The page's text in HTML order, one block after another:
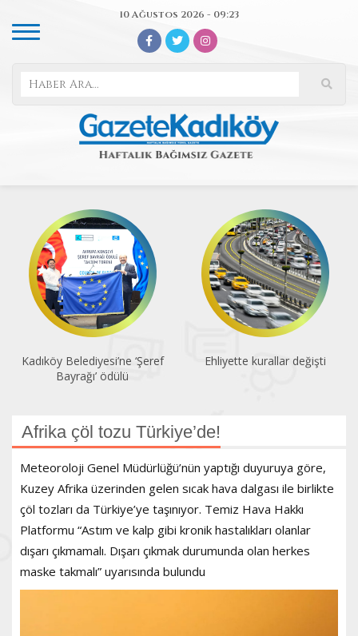
10 Ağustos 2026 - 09:23
Kadıköy Belediyesi’ne ‘Şeref
Bayrağı’ ödülü
Ehliyette kurallar değişti
Afrika çöl tozu Türkiye’de!
Meteoroloji Genel Müdürlüğü’nün yaptığı duyuruya göre,
Kuzey Afrika üzerinden gelen sıcak hava dalgası ile birlikte
çöl tozları da Türkiye’ye taşınıyor. Temiz Hava Hakkı
Platformu “Astım ve kalp gibi kronik hastalıkları olanlar
dışarı çıkmamalı. Dışarı çıkmak durumunda olan herkes
maske takmalı” uyarısında bulundu